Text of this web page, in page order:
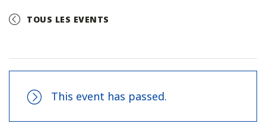
TOUS LES EVENTS
This event has passed.